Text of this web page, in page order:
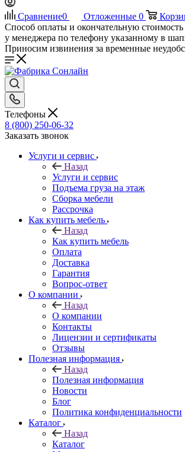
Сравнение0 Отложенные 0
Способ оплаты и окончательную стоимость
у менеджера по телефону указанному в
Приносим извинения за временные
Телефоны
8 (800) 250-06-32
Заказать звонок
Услуги и сервис
Назад
Услуги и сервис
Подъема груза на этаж
Сборка мебели
Рассрочка
Как купить мебель
Назад
Как купить мебель
Оплата
Доставка
Гарантия
Вопрос-ответ
О компании
Назад
О компании
Контакты
Лицензии и сертификаты
Отзывы
Полезная информация
Назад
Полезная информация
Новости
Блог
Политика конфиденциальности
Каталог
Назад
Каталог